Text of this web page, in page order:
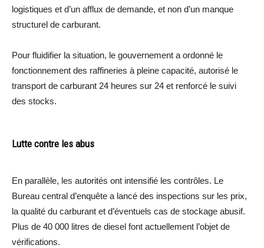
logistiques et d’un afflux de demande, et non d’un manque
structurel de carburant.
Pour fluidifier la situation, le gouvernement a ordonné le
fonctionnement des raffineries à pleine capacité, autorisé le
transport de carburant 24 heures sur 24 et renforcé le suivi
des stocks.
Lutte contre les abus
En parallèle, les autorités ont intensifié les contrôles. Le
Bureau central d’enquête a lancé des inspections sur les prix,
la qualité du carburant et d’éventuels cas de stockage abusif.
Plus de 40 000 litres de diesel font actuellement l’objet de
vérifications.